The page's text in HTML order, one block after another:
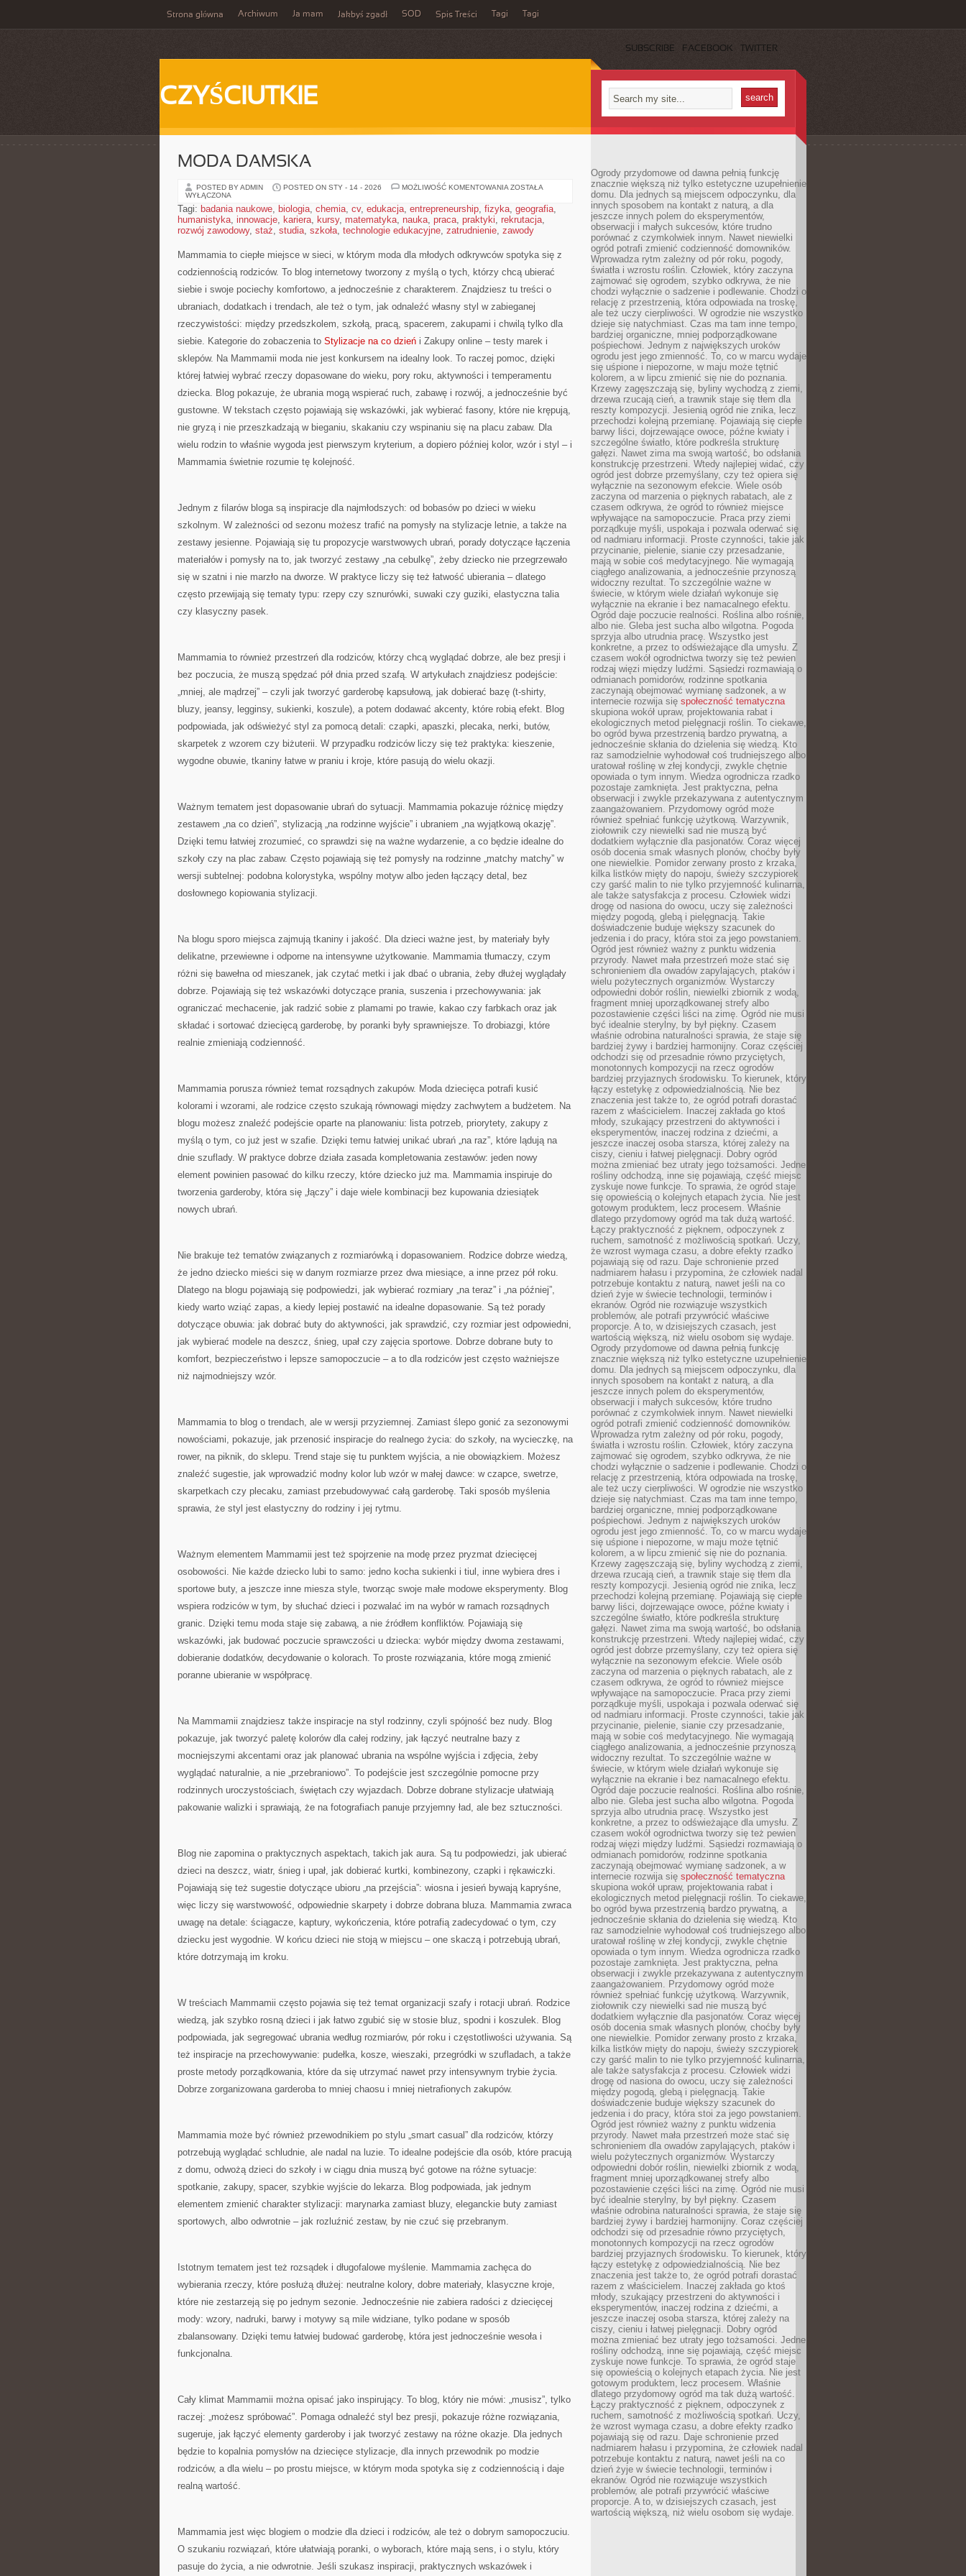
Strona główna Archiwum Ja mam Jakbyś zgadł SOD Spis Treści Tagi Tagi
SUBSCRIBE FACEBOOK TWITTER
CZYŚCIUTKIE
MODA DAMSKA
POSTED BY ADMIN POSTED ON STY - 14 - 2026 MOŻLIWOŚĆ KOMENTOWANIA MODA
ZOSTAŁA
WYŁĄCZONA
Tagi: badania naukowe, biologia, chemia, cv, edukacja, entrepreneurship, fizyka, geografia,
humanistyka, innowacje, kariera, kursy, matematyka, nauka, praca, praktyki, rekrutacja,
rozwój zawodowy, staż, studia, szkoła, technologie edukacyjne, zatrudnienie, zawody
Mammamia to ciepłe miejsce w sieci, w którym moda dla młodych odkrywców spotyka się z
codziennością rodziców. To blog internetowy tworzony z myślą o tych, którzy chcą ubierać
siebie i swoje pociechy komfortowo, a jednocześnie z charakterem. Znajdziesz tu treści o
ubraniach, dodatkach i trendach, ale też o tym, jak odnaleźć własny styl w zabieganej
rzeczywistości: między przedszkolem, szkołą, pracą, spacerem, zakupami i chwilą tylko dla
siebie. Kategorie do zobaczenia to Stylizacje na co dzień i Zakupy online – testy marek i
sklepów. Na Mammamii moda nie jest konkursem na idealny look. To raczej pomoc, dzięki
której łatwiej wybrać rzeczy dopasowane do wieku, pory roku, aktywności i temperamentu
dziecka. Blog pokazuje, że ubrania mogą wspierać ruch, zabawę i rozwój, a jednocześnie być
gustowne. W tekstach często pojawiają się wskazówki, jak wybierać fasony, które nie krępują,
nie gryzą i nie przeszkadzają w bieganiu, skakaniu czy wspinaniu się na placu zabaw. Dla
wielu rodzin to właśnie wygoda jest pierwszym kryterium, a dopiero później kolor, wzór i styl – i
Mammamia świetnie rozumie tę kolejność.
Jednym z filarów bloga są inspiracje dla najmłodszych: od bobasów po dzieci w wieku
szkolnym. W zależności od sezonu możesz trafić na pomysły na stylizacje letnie, a także na
zestawy jesienne. Pojawiają się tu propozycje warstwowych ubrań, porady dotyczące łączenia
materiałów i pomysły na to, jak tworzyć zestawy „na cebulkę”, żeby dziecko nie przegrzewało
się w szatni i nie marzło na dworze. W praktyce liczy się też łatwość ubierania – dlatego
często przewijają się tematy typu: rzepy czy sznurówki, suwaki czy guziki, elastyczna talia
czy klasyczny pasek.
Mammamia to również przestrzeń dla rodziców, którzy chcą wyglądać dobrze, ale bez presji i
bez poczucia, że muszą spędzać pół dnia przed szafą. W artykułach znajdziesz podejście:
„mniej, ale mądrzej” – czyli jak tworzyć garderobę kapsułową, jak dobierać bazę (t-shirty,
bluzy, jeansy, legginsy, sukienki, koszule), a potem dodawać akcenty, które robią efekt. Blog
podpowiada, jak odświeżyć styl za pomocą detali: czapki, apaszki, plecaka, nerki, butów,
skarpetek z wzorem czy biżuterii. W przypadku rodziców liczy się też praktyka: kieszenie,
wygodne obuwie, tkaniny łatwe w praniu i kroje, które pasują do wielu okazji.
Ważnym tematem jest dopasowanie ubrań do sytuacji. Mammamia pokazuje różnicę między
zestawem „na co dzień”, stylizacją „na rodzinne wyjście” i ubraniem „na wyjątkową okazję”.
Dzięki temu łatwiej zrozumieć, co sprawdzi się na ważne wydarzenie, a co będzie idealne do
szkoły czy na plac zabaw. Często pojawiają się też pomysły na rodzinne „matchy matchy” w
wersji subtelnej: podobna kolorystyka, wspólny motyw albo jeden łączący detal, bez
dosłownego kopiowania stylizacji.
Na blogu sporo miejsca zajmują tkaniny i jakość. Dla dzieci ważne jest, by materiały były
delikatne, przewiewne i odporne na intensywne użytkowanie. Mammamia tłumaczy, czym
różni się bawełna od mieszanek, jak czytać metki i jak dbać o ubrania, żeby dłużej wyglądały
dobrze. Pojawiają się też wskazówki dotyczące prania, suszenia i przechowywania: jak
ograniczać mechacenie, jak radzić sobie z plamami po trawie, kakao czy farbkach oraz jak
składać i sortować dziecięcą garderobę, by poranki były sprawniejsze. To drobiazgi, które
realnie zmieniają codzienność.
Mammamia porusza również temat rozsądnych zakupów. Moda dziecięca potrafi kusić
kolorami i wzorami, ale rodzice często szukają równowagi między zachwytem a budżetem. Na
blogu możesz znaleźć podejście oparte na planowaniu: lista potrzeb, priorytety, zakupy z
myślą o tym, co już jest w szafie. Dzięki temu łatwiej unikać ubrań „na raz”, które lądują na
dnie szuflady. W praktyce dobrze działa zasada kompletowania zestawów: jeden nowy
element powinien pasować do kilku rzeczy, które dziecko już ma. Mammamia inspiruje do
tworzenia garderoby, która się „łączy” i daje wiele kombinacji bez kupowania dziesiątek
nowych ubrań.
Nie brakuje też tematów związanych z rozmiarówką i dopasowaniem. Rodzice dobrze wiedzą,
że jedno dziecko mieści się w danym rozmiarze przez dwa miesiące, a inne przez pół roku.
Dlatego na blogu pojawiają się podpowiedzi, jak wybierać rozmiary „na teraz” i „na później”,
kiedy warto wziąć zapas, a kiedy lepiej postawić na idealne dopasowanie. Są też porady
dotyczące obuwia: jak dobrać buty do aktywności, jak sprawdzić, czy rozmiar jest odpowiedni,
jak wybierać modele na deszcz, śnieg, upał czy zajęcia sportowe. Dobrze dobrane buty to
komfort, bezpieczeństwo i lepsze samopoczucie – a to dla rodziców jest często ważniejsze
niż najmodniejszy wzór.
Mammamia to blog o trendach, ale w wersji przyziemnej. Zamiast ślepo gonić za sezonowymi
nowościami, pokazuje, jak przenosić inspiracje do realnego życia: do szkoły, na wycieczkę, na
rower, na piknik, do sklepu. Trend staje się tu punktem wyjścia, a nie obowiązkiem. Możesz
znaleźć sugestie, jak wprowadzić modny kolor lub wzór w małej dawce: w czapce, swetrze,
skarpetkach czy plecaku, zamiast przebudowywać całą garderobę. Taki sposób myślenia
sprawia, że styl jest elastyczny do rodziny i jej rytmu.
Ważnym elementem Mammamii jest też spojrzenie na modę przez pryzmat dziecięcej
osobowości. Nie każde dziecko lubi to samo: jedno kocha sukienki i tiul, inne wybiera dres i
sportowe buty, a jeszcze inne miesza style, tworząc swoje małe modowe eksperymenty. Blog
wspiera rodziców w tym, by słuchać dzieci i pozwalać im na wybór w ramach rozsądnych
granic. Dzięki temu moda staje się zabawą, a nie źródłem konfliktów. Pojawiają się
wskazówki, jak budować poczucie sprawczości u dziecka: wybór między dwoma zestawami,
dobieranie dodatków, decydowanie o kolorach. To proste rozwiązania, które mogą zmienić
poranne ubieranie w współpracę.
Na Mammamii znajdziesz także inspiracje na styl rodzinny, czyli spójność bez nudy. Blog
pokazuje, jak tworzyć paletę kolorów dla całej rodziny, jak łączyć neutralne bazy z
mocniejszymi akcentami oraz jak planować ubrania na wspólne wyjścia i zdjęcia, żeby
wyglądać naturalnie, a nie „przebraniowo”. To podejście jest szczególnie pomocne przy
rodzinnych uroczystościach, świętach czy wyjazdach. Dobrze dobrane stylizacje ułatwiają
pakowanie walizki i sprawiają, że na fotografiach panuje przyjemny ład, ale bez sztuczności.
Blog nie zapomina o praktycznych aspektach, takich jak aura. Są tu podpowiedzi, jak ubierać
dzieci na deszcz, wiatr, śnieg i upał, jak dobierać kurtki, kombinezony, czapki i rękawiczki.
Pojawiają się też sugestie dotyczące ubioru „na przejścia”: wiosna i jesień bywają kapryśne,
więc liczy się warstwowość, odpowiednie skarpety i dobrze dobrana bluza. Mammamia zwraca
uwagę na detale: ściągacze, kaptury, wykończenia, które potrafią zadecydować o tym, czy
dziecku jest wygodnie. W końcu dzieci nie stoją w miejscu – one skaczą i potrzebują ubrań,
które dotrzymają im kroku.
W treściach Mammamii często pojawia się też temat organizacji szafy i rotacji ubrań. Rodzice
wiedzą, jak szybko rosną dzieci i jak łatwo zgubić się w stosie bluz, spodni i koszulek. Blog
podpowiada, jak segregować ubrania według rozmiarów, pór roku i częstotliwości używania. Są
też inspiracje na przechowywanie: pudełka, kosze, wieszaki, przegródki w szufladach, a także
proste metody porządkowania, które da się utrzymać nawet przy intensywnym trybie życia.
Dobrze zorganizowana garderoba to mniej chaosu i mniej nietrafionych zakupów.
Mammamia może być również przewodnikiem po stylu „smart casual” dla rodziców, którzy
potrzebują wyglądać schludnie, ale nadal na luzie. To idealne podejście dla osób, które pracują
z domu, odwożą dzieci do szkoły i w ciągu dnia muszą być gotowe na różne sytuacje:
spotkanie, zakupy, spacer, szybkie wyjście do lekarza. Blog podpowiada, jak jednym
elementem zmienić charakter stylizacji: marynarka zamiast bluzy, eleganckie buty zamiast
sportowych, albo odwrotnie – jak rozluźnić zestaw, by nie czuć się przebranym.
Istotnym tematem jest też rozsądek i długofalowe myślenie. Mammamia zachęca do
wybierania rzeczy, które posłużą dłużej: neutralne kolory, dobre materiały, klasyczne kroje,
które nie zestarzeją się po jednym sezonie. Jednocześnie nie zabiera radości z dziecięcej
mody: wzory, nadruki, barwy i motywy są mile widziane, tylko podane w sposób
zbalansowany. Dzięki temu łatwiej budować garderobę, która jest jednocześnie wesoła i
funkcjonalna.
Cały klimat Mammamii można opisać jako inspirujący. To blog, który nie mówi: „musisz”, tylko
raczej: „możesz spróbować”. Pomaga odnaleźć styl bez presji, pokazuje różne rozwiązania,
sugeruje, jak łączyć elementy garderoby i jak tworzyć zestawy na różne okazje. Dla jednych
będzie to kopalnia pomysłów na dziecięce stylizacje, dla innych przewodnik po modzie
rodziców, a dla wielu – po prostu miejsce, w którym moda spotyka się z codziennością i daje
realną wartość.
Mammamia jest więc blogiem o modzie dla dzieci i rodziców, ale też o dobrym samopoczuciu.
O szukaniu rozwiązań, które ułatwiają poranki, o wyborach, które mają sens, i o stylu, który
pasuje do życia, a nie odwrotnie. Jeśli szukasz inspiracji, praktycznych wskazówek i
Ogrody przydomowe od dawna pełnią funkcję
znacznie większą niż tylko estetyczne uzupełnienie
domu. Dla jednych są miejscem odpoczynku, dla
innych sposobem na kontakt z naturą, a dla
jeszcze innych polem do eksperymentów,
obserwacji i małych sukcesów, które trudno
porównać z czymkolwiek innym. Nawet niewielki
ogród potrafi zmienić codzienność domowników.
Wprowadza rytm zależny od pór roku, pogody,
światła i wzrostu roślin. Człowiek, który zaczyna
zajmować się ogrodem, szybko odkrywa, że nie
chodzi wyłącznie o sadzenie i podlewanie. Chodzi o
relację z przestrzenią, która odpowiada na troskę,
ale też uczy cierpliwości. W ogrodzie nie wszystko
dzieje się natychmiast. Czas ma tam inne tempo,
bardziej organiczne, mniej podporządkowane
pośpiechowi. Jednym z największych uroków
ogrodu jest jego zmienność. To, co w marcu wydaje
się uśpione i niepozorne, w maju może tętnić
kolorem, a w lipcu zmienić się nie do poznania.
Krzewy zagęszczają się, byliny wychodzą z ziemi,
drzewa rzucają cień, a trawnik staje się tłem dla
reszty kompozycji. Jesienią ogród nie znika, lecz
przechodzi kolejną przemianę. Pojawiają się ciepłe
barwy liści, dojrzewające owoce, późne kwiaty i
szczególne światło, które podkreśla strukturę
gałęzi. Nawet zima ma swoją wartość, bo odsłania
konstrukcję przestrzeni. Wtedy najlepiej widać, czy
ogród jest dobrze przemyślany, czy też opiera się
wyłącznie na sezonowym efekcie. Wiele osób
zaczyna od marzenia o pięknych rabatach, ale z
czasem odkrywa, że ogród to również miejsce
wpływające na samopoczucie. Praca przy ziemi
porządkuje myśli, uspokaja i pozwala oderwać się
od nadmiaru informacji. Proste czynności, takie jak
przycinanie, pielenie, sianie czy przesadzanie,
mają w sobie coś medytacyjnego. Nie wymagają
ciągłego analizowania, a jednocześnie przynoszą
widoczny rezultat. To szczególnie ważne w
świecie, w którym wiele działań wykonuje się
wyłącznie na ekranie i bez namacalnego efektu.
Ogród daje poczucie realności. Roślina albo rośnie,
albo nie. Gleba jest sucha albo wilgotna. Pogoda
sprzyja albo utrudnia pracę. Wszystko jest
konkretne, a przez to odświeżające dla umysłu. Z
czasem wokół ogrodnictwa tworzy się też pewien
rodzaj więzi między ludźmi. Sąsiedzi rozmawiają o
odmianach pomidorów, rodzinne spotkania
zaczynają obejmować wymianę sadzonek, a w
internecie rozwija się społeczność tematyczna
skupiona wokół upraw, projektowania rabat i
ekologicznych metod pielęgnacji roślin. To ciekawe,
bo ogród bywa przestrzenią bardzo prywatną, a
jednocześnie skłania do dzielenia się wiedzą. Kto
raz samodzielnie wyhodował coś trudniejszego albo
uratował roślinę w złej kondycji, zwykle chętnie
opowiada o tym innym. Wiedza ogrodnicza rzadko
pozostaje zamknięta. Jest praktyczna, pełna
obserwacji i zwykle przekazywana z autentycznym
zaangażowaniem. Przydomowy ogród może
również spełniać funkcję użytkową. Warzywnik,
ziołownik czy niewielki sad nie muszą być
dodatkiem wyłącznie dla pasjonatów. Coraz więcej
osób docenia smak własnych plonów, choćby były
one niewielkie. Pomidor zerwany prosto z krzaka,
kilka listków mięty do napoju, świeży szczypiorek
czy garść malin to nie tylko przyjemność kulinarna,
ale także satysfakcja z procesu. Człowiek widzi
drogę od nasiona do owocu, uczy się zależności
między pogodą, glebą i pielęgnacją. Takie
doświadczenie buduje większy szacunek do
jedzenia i do pracy, która stoi za jego powstaniem.
Ogród jest również ważny z punktu widzenia
przyrody. Nawet mała przestrzeń może stać się
schronieniem dla owadów zapylających, ptaków i
wielu pożytecznych organizmów. Wystarczy
odpowiedni dobór roślin, niewielki zbiornik z wodą,
fragment mniej uporządkowanej strefy albo
pozostawienie części liści na zimę. Ogród nie musi
być idealnie sterylny, by był piękny. Czasem
właśnie odrobina naturalności sprawia, że staje się
bardziej żywy i bardziej harmonijny. Coraz częściej
odchodzi się od przesadnie równo przyciętych,
monotonnych kompozycji na rzecz ogrodów
bardziej przyjaznych środowisku. To kierunek, który
łączy estetykę z odpowiedzialnością. Nie bez
znaczenia jest także to, że ogród potrafi dorastać
razem z właścicielem. Inaczej zakłada go ktoś
młody, szukający przestrzeni do aktywności i
eksperymentów, inaczej rodzina z dziećmi, a
jeszcze inaczej osoba starsza, której zależy na
ciszy, cieniu i łatwej pielęgnacji. Dobry ogród
można zmieniać bez utraty jego tożsamości. Jedne
rośliny odchodzą, inne się pojawiają, część miejsc
zyskuje nowe funkcje. To sprawia, że ogród staje
się opowieścią o kolejnych etapach życia. Nie jest
gotowym produktem, lecz procesem. Właśnie
dlatego przydomowy ogród ma tak dużą wartość.
Łączy praktyczność z pięknem, odpoczynek z
ruchem, samotność z możliwością spotkań. Uczy,
że wzrost wymaga czasu, a dobre efekty rzadko
pojawiają się od razu. Daje schronienie przed
nadmiarem hałasu i przypomina, że człowiek nadal
potrzebuje kontaktu z naturą, nawet jeśli na co
dzień żyje w świecie technologii, terminów i
ekranów. Ogród nie rozwiązuje wszystkich
problemów, ale potrafi przywrócić właściwe
proporcje. A to, w dzisiejszych czasach, jest
wartością większą, niż wielu osobom się wydaje.
Ogrody przydomowe od dawna pełnią funkcję
znacznie większą niż tylko estetyczne uzupełnienie
domu. Dla jednych są miejscem odpoczynku, dla
innych sposobem na kontakt z naturą, a dla
jeszcze innych polem do eksperymentów,
obserwacji i małych sukcesów, które trudno
porównać z czymkolwiek innym. Nawet niewielki
ogród potrafi zmienić codzienność domowników.
Wprowadza rytm zależny od pór roku, pogody,
światła i wzrostu roślin. Człowiek, który zaczyna
zajmować się ogrodem, szybko odkrywa, że nie
chodzi wyłącznie o sadzenie i podlewanie. Chodzi o
relację z przestrzenią, która odpowiada na troskę,
ale też uczy cierpliwości. W ogrodzie nie wszystko
dzieje się natychmiast. Czas ma tam inne tempo,
bardziej organiczne, mniej podporządkowane
pośpiechowi. Jednym z największych uroków
ogrodu jest jego zmienność. To, co w marcu wydaje
się uśpione i niepozorne, w maju może tętnić
kolorem, a w lipcu zmienić się nie do poznania.
Krzewy zagęszczają się, byliny wychodzą z ziemi,
drzewa rzucają cień, a trawnik staje się tłem dla
reszty kompozycji. Jesienią ogród nie znika, lecz
przechodzi kolejną przemianę. Pojawiają się ciepłe
barwy liści, dojrzewające owoce, późne kwiaty i
szczególne światło, które podkreśla strukturę
gałęzi. Nawet zima ma swoją wartość, bo odsłania
konstrukcję przestrzeni. Wtedy najlepiej widać, czy
ogród jest dobrze przemyślany, czy też opiera się
wyłącznie na sezonowym efekcie. Wiele osób
zaczyna od marzenia o pięknych rabatach, ale z
czasem odkrywa, że ogród to również miejsce
wpływające na samopoczucie. Praca przy ziemi
porządkuje myśli, uspokaja i pozwala oderwać się
od nadmiaru informacji. Proste czynności, takie jak
przycinanie, pielenie, sianie czy przesadzanie,
mają w sobie coś medytacyjnego. Nie wymagają
ciągłego analizowania, a jednocześnie przynoszą
widoczny rezultat. To szczególnie ważne w
świecie, w którym wiele działań wykonuje się
wyłącznie na ekranie i bez namacalnego efektu.
Ogród daje poczucie realności. Roślina albo rośnie,
albo nie. Gleba jest sucha albo wilgotna. Pogoda
sprzyja albo utrudnia pracę. Wszystko jest
konkretne, a przez to odświeżające dla umysłu. Z
czasem wokół ogrodnictwa tworzy się też pewien
rodzaj więzi między ludźmi. Sąsiedzi rozmawiają o
odmianach pomidorów, rodzinne spotkania
zaczynają obejmować wymianę sadzonek, a w
internecie rozwija się społeczność tematyczna
skupiona wokół upraw, projektowania rabat i
ekologicznych metod pielęgnacji roślin. To ciekawe,
bo ogród bywa przestrzenią bardzo prywatną, a
jednocześnie skłania do dzielenia się wiedzą. Kto
raz samodzielnie wyhodował coś trudniejszego albo
uratował roślinę w złej kondycji, zwykle chętnie
opowiada o tym innym. Wiedza ogrodnicza rzadko
pozostaje zamknięta. Jest praktyczna, pełna
obserwacji i zwykle przekazywana z autentycznym
zaangażowaniem. Przydomowy ogród może
również spełniać funkcję użytkową. Warzywnik,
ziołownik czy niewielki sad nie muszą być
dodatkiem wyłącznie dla pasjonatów. Coraz więcej
osób docenia smak własnych plonów, choćby były
one niewielkie. Pomidor zerwany prosto z krzaka,
kilka listków mięty do napoju, świeży szczypiorek
czy garść malin to nie tylko przyjemność kulinarna,
ale także satysfakcja z procesu. Człowiek widzi
drogę od nasiona do owocu, uczy się zależności
między pogodą, glebą i pielęgnacją. Takie
doświadczenie buduje większy szacunek do
jedzenia i do pracy, która stoi za jego powstaniem.
Ogród jest również ważny z punktu widzenia
przyrody. Nawet mała przestrzeń może stać się
schronieniem dla owadów zapylających, ptaków i
wielu pożytecznych organizmów. Wystarczy
odpowiedni dobór roślin, niewielki zbiornik z wodą,
fragment mniej uporządkowanej strefy albo
pozostawienie części liści na zimę. Ogród nie musi
być idealnie sterylny, by był piękny. Czasem
właśnie odrobina naturalności sprawia, że staje się
bardziej żywy i bardziej harmonijny. Coraz częściej
odchodzi się od przesadnie równo przyciętych,
monotonnych kompozycji na rzecz ogrodów
bardziej przyjaznych środowisku. To kierunek, który
łączy estetykę z odpowiedzialnością. Nie bez
znaczenia jest także to, że ogród potrafi dorastać
razem z właścicielem. Inaczej zakłada go ktoś
młody, szukający przestrzeni do aktywności i
eksperymentów, inaczej rodzina z dziećmi, a
jeszcze inaczej osoba starsza, której zależy na
ciszy, cieniu i łatwej pielęgnacji. Dobry ogród
można zmieniać bez utraty jego tożsamości. Jedne
rośliny odchodzą, inne się pojawiają, część miejsc
zyskuje nowe funkcje. To sprawia, że ogród staje
się opowieścią o kolejnych etapach życia. Nie jest
gotowym produktem, lecz procesem. Właśnie
dlatego przydomowy ogród ma tak dużą wartość.
Łączy praktyczność z pięknem, odpoczynek z
ruchem, samotność z możliwością spotkań. Uczy,
że wzrost wymaga czasu, a dobre efekty rzadko
pojawiają się od razu. Daje schronienie przed
nadmiarem hałasu i przypomina, że człowiek nadal
potrzebuje kontaktu z naturą, nawet jeśli na co
dzień żyje w świecie technologii, terminów i
ekranów. Ogród nie rozwiązuje wszystkich
problemów, ale potrafi przywrócić właściwe
proporcje. A to, w dzisiejszych czasach, jest
wartością większą, niż wielu osobom się wydaje.